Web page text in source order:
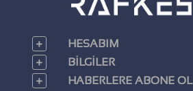
HESABIM
BILGILER
HABERLERE ABONE OL